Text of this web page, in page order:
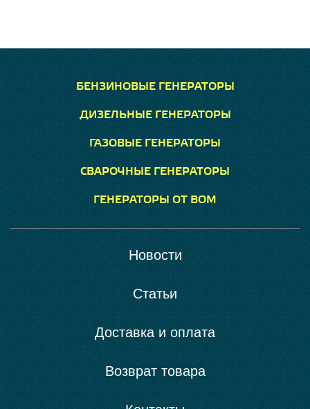
БЕНЗИНОВЫЕ ГЕНЕРАТОРЫ
ДИЗЕЛЬНЫЕ ГЕНЕРАТОРЫ
ГАЗОВЫЕ ГЕНЕРАТОРЫ
СВАРОЧНЫЕ ГЕНЕРАТОРЫ
ГЕНЕРАТОРЫ ОТ ВОМ
Новости
Статьи
Доставка и оплата
Возврат товара